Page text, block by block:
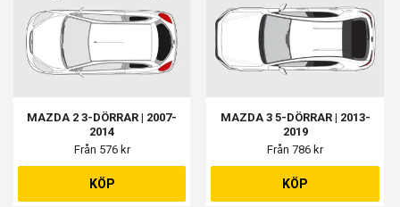
MAZDA 2 3-DÖRRAR | 2007-
2014
Från 576 kr
KÖP
MAZDA 3 5-DÖRRAR | 2013-
2019
Från 786 kr
KÖP